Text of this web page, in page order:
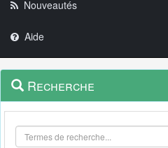
Nouveautés
Aide
Navigation
outils
Menu
contextuel
Recherche